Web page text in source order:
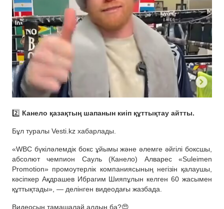
2️⃣ Канело қазақтың шапанын киіп құттықтау айтты.
Бұл туралы Vesti.kz хабарлады.
«WBC бүкіләлемдік бокс ұйымы және әлемге әйгілі боксшы,
абсолют чемпион Сауль (Канело) Алварес «Suleimen
Promotion» промоутерлік компаниясының негізін қалаушы,
кәсіпкер Ақдрашев Ибрагим Шияпұлын келген 60 жасымен
құттықтады», — делінген видеодағы жазбада.
Видеосын тамашалай алдың ба?😍